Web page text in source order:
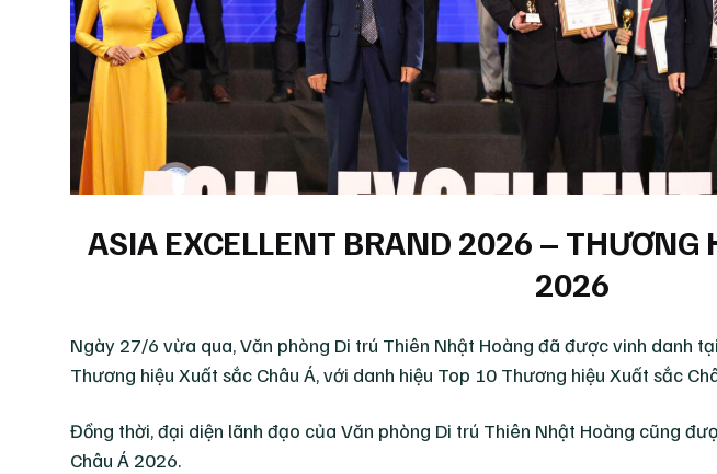
ASIA EXCELLENT BRAND 2026 – THƯƠNG
2026
Ngày 27/6 vừa qua, Văn phòng Di trú Thiên Nhật Hoàng đã được vinh danh
Thương hiệu Xuất sắc Châu Á, với danh hiệu Top 10 Thương hiệu Xuất sắc
Đồng thời, đại diện lãnh đạo của Văn phòng Di trú Thiên Nhật Hoàng cũng
Châu Á 2026.